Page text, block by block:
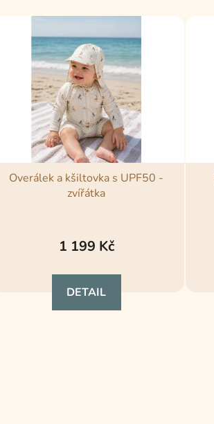
Overálek a kšiltovka s UPF50 -
zvířátka
hodnocení
je
5,0
z
1 199 Kč
DETAIL